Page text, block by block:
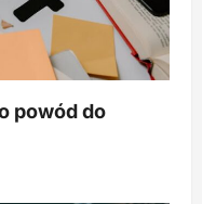
powód do